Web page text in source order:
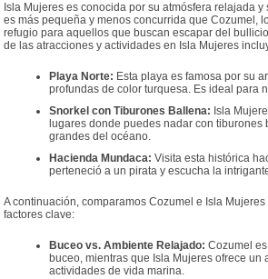
Isla Mujeres es conocida por su atmósfera relajada
es más pequeña y menos concurrida que Cozumel,
refugio para aquellos que buscan escapar del
de las atracciones y actividades en Isla Mujeres
Playa Norte: Esta playa es famosa por su
profundas de color turquesa. Es ideal para
Snorkel con Tiburones Ballena: Isla
lugares donde puedes nadar con tiburones
grandes del océano.
Hacienda Mundaca: Visita esta histórica
perteneció a un pirata y escucha la
A continuación, comparamos Cozumel e Isla
factores clave:
Buceo vs. Ambiente Relajado: Cozumel
buceo, mientras que Isla Mujeres ofrece un
actividades de vida marina.